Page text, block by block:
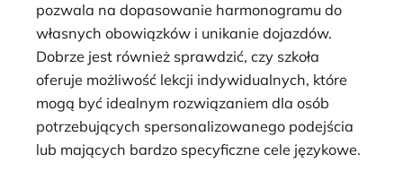
pozwala na dopasowanie harmonogramu do
własnych obowiązków i unikanie dojazdów.
Dobrze jest również sprawdzić, czy szkoła
oferuje możliwość lekcji indywidualnych, które
mogą być idealnym rozwiązaniem dla osób
potrzebujących spersonalizowanego podejścia
lub mających bardzo specyficzne cele językowe.